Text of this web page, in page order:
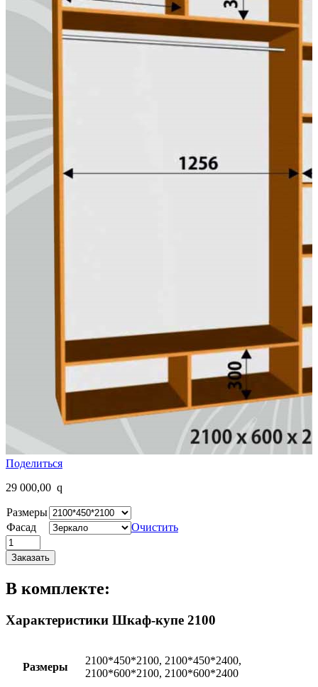
Поделиться
29 000,00 q
Размеры
Фасад
Очистить
Заказать
В комплекте:
Характеристики Шкаф-купе 2100
Размеры
2100*450*2100, 2100*450*2400,
2100*600*2100, 2100*600*2400